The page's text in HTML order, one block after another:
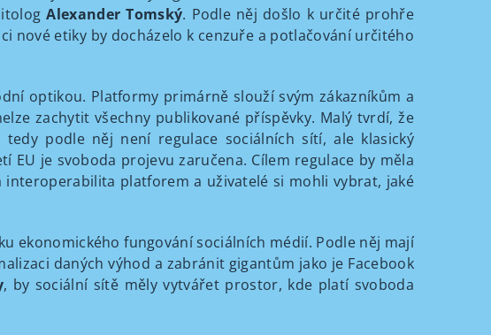
Alexander Tomský. Podle něj došlo k určité prohře
nové etiky by docházelo k cenzuře a potlačování určitého
optikou. Platformy primárně slouží svým zákazníkům a
zachytit všechny publikované příspěvky. Malý tvrdí, že
podle něj není regulace sociálních sítí, ale klasický
je svoboda projevu zaručena. Cílem regulace by měla
platforem a uživatelé si mohli vybrat, jaké
ekonomického fungování sociálních médií. Podle něj mají
daných výhod a zabránit gigantům jako je Facebook
, by sociální sítě měly vytvářet prostor, kde platí svoboda